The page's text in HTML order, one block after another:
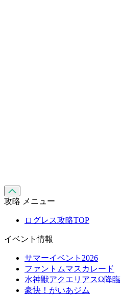
攻略 メニュー
ログレス攻略TOP
イベント情報
サマーイベント2026
ファントムマスカレード
水神獣アクエリアスΩ降臨
豪快！がいあジム